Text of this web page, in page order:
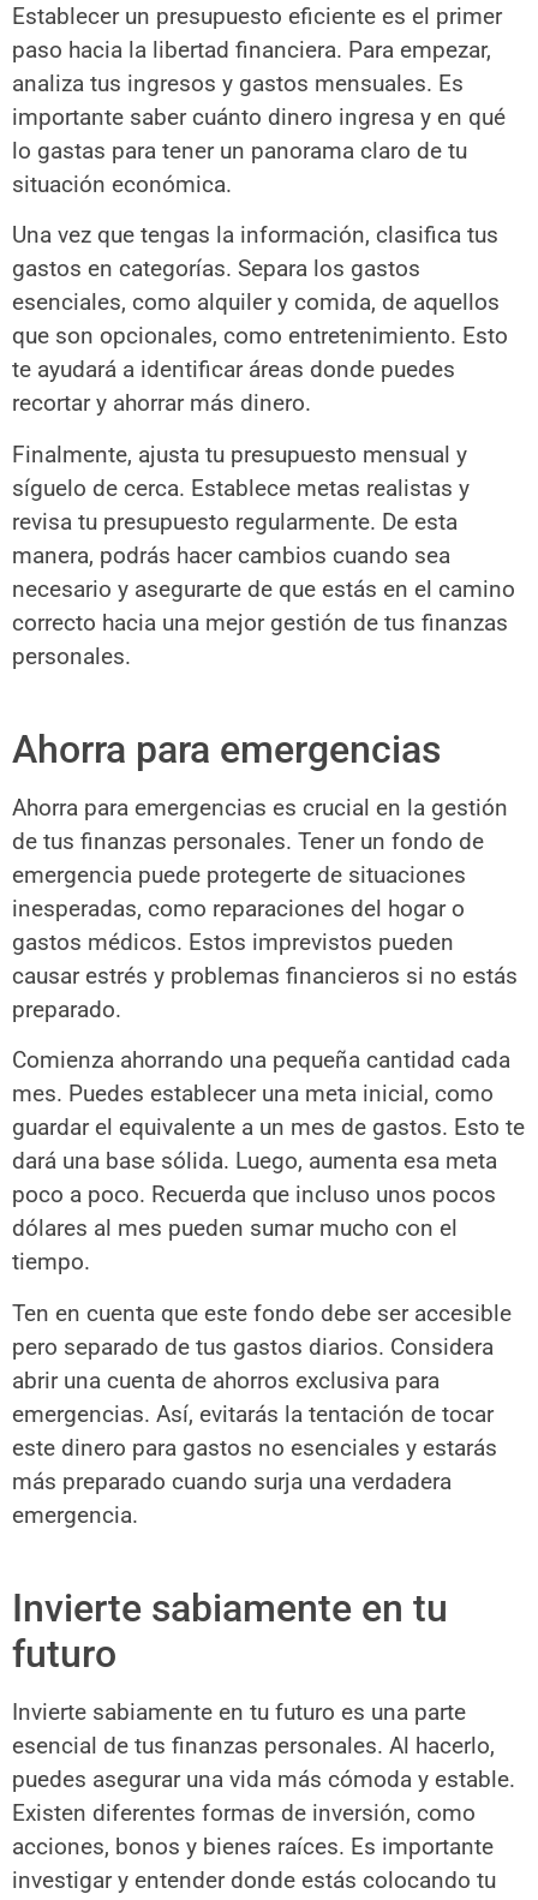
Establecer un presupuesto eficiente es el primer
paso hacia la libertad financiera. Para empezar,
analiza tus ingresos y gastos mensuales. Es
importante saber cuánto dinero ingresa y en qué
lo gastas para tener un panorama claro de tu
situación económica.
Una vez que tengas la información, clasifica tus
gastos en categorías. Separa los gastos
esenciales, como alquiler y comida, de aquellos
que son opcionales, como entretenimiento. Esto
te ayudará a identificar áreas donde puedes
recortar y ahorrar más dinero.
Finalmente, ajusta tu presupuesto mensual y
síguelo de cerca. Establece metas realistas y
revisa tu presupuesto regularmente. De esta
manera, podrás hacer cambios cuando sea
necesario y asegurarte de que estás en el camino
correcto hacia una mejor gestión de tus finanzas
personales.
Ahorra para emergencias
Ahorra para emergencias es crucial en la gestión
de tus finanzas personales. Tener un fondo de
emergencia puede protegerte de situaciones
inesperadas, como reparaciones del hogar o
gastos médicos. Estos imprevistos pueden
causar estrés y problemas financieros si no estás
preparado.
Comienza ahorrando una pequeña cantidad cada
mes. Puedes establecer una meta inicial, como
guardar el equivalente a un mes de gastos. Esto te
dará una base sólida. Luego, aumenta esa meta
poco a poco. Recuerda que incluso unos pocos
dólares al mes pueden sumar mucho con el
tiempo.
Ten en cuenta que este fondo debe ser accesible
pero separado de tus gastos diarios. Considera
abrir una cuenta de ahorros exclusiva para
emergencias. Así, evitarás la tentación de tocar
este dinero para gastos no esenciales y estarás
más preparado cuando surja una verdadera
emergencia.
Invierte sabiamente en tu
futuro
Invierte sabiamente en tu futuro es una parte
esencial de tus finanzas personales. Al hacerlo,
puedes asegurar una vida más cómoda y estable.
Existen diferentes formas de inversión, como
acciones, bonos y bienes raíces. Es importante
investigar y entender donde estás colocando tu